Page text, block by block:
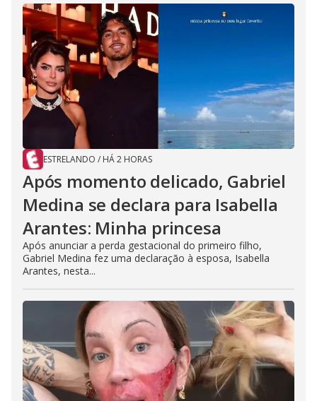
ESTRELANDO / HÁ 2 HORAS
Após momento delicado, Gabriel
Medina se declara para Isabella
Arantes: Minha princesa
Após anunciar a perda gestacional do primeiro filho,
Gabriel Medina fez uma declaração à esposa, Isabella
Arantes, nesta...